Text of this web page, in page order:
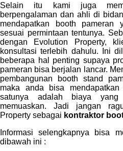
Selain itu kami juga
berpengalaman dan ahli di
mendapatkan booth pameran
sesuai permintaan tentunya.
dengan Evolution Property,
konsultasi terlebih dahulu. Ini
beberapa hal penting supaya
pameran bisa berjalan lancar.
pembangunan booth stand
maka anda bisa
satunya adalah biaya yang
memuaskan. Jadi jangan
Property sebagai kontraktor
Informasi selengkapnya bisa
dibawah ini :